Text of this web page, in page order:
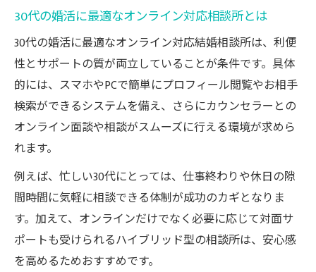
活用法
神奈川県内で広がる30代のオンライン婚活
事例
オンライン型結婚相談所選びで失敗しないコツ
30代が失敗しない相談所選びのチェックリ
スト
所比較
30代が見誤りやすいオンライン相談所の落
とし穴
オンライン結婚相談所で30代が注意すべき
点
30代の婚活に最適なオンライン対応相談所とは
30代の婚活に最適なオンライン対応結婚相談所は、利便
性とサポートの質が両立していることが条件です。具体
的には、スマホやPCで簡単にプロフィール閲覧やお相手
検索ができるシステムを備え、さらにカウンセラーとの
オンライン面談や相談がスムーズに行える環境が求めら
れます。
例えば、忙しい30代にとっては、仕事終わりや休日の隙
間時間に気軽に相談できる体制が成功のカギとなりま
す。加えて、オンラインだけでなく必要に応じて対面サ
ポートも受けられるハイブリッド型の相談所は、安心感
を高めるためおすすめです。